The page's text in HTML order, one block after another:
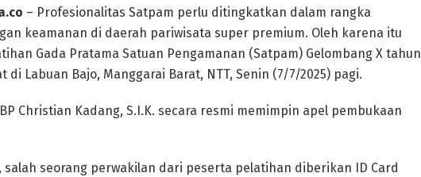
– Profesionalitas Satpam perlu ditingkatkan dalam rangka
keamanan di daerah pariwisata super premium. Oleh karena itu
Gada Pratama Satuan Pengamanan (Satpam) Gelombang X tahun
Labuan Bajo, Manggarai Barat, NTT, Senin (7/7/2025) pagi.
Christian Kadang, S.I.K. secara resmi memimpin apel pembukaan
seorang perwakilan dari peserta pelatihan diberikan ID Card